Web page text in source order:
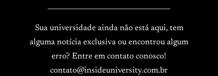
Sua universidade ainda não está aqui, tem
alguma notícia exclusiva ou encontrou algum
erro? Entre em contato conosco!
contato@insideuniversity.com.br